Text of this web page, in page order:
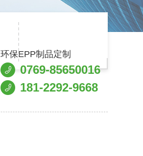
环保EPP制品定制
0769-85650016
181-2292-9668